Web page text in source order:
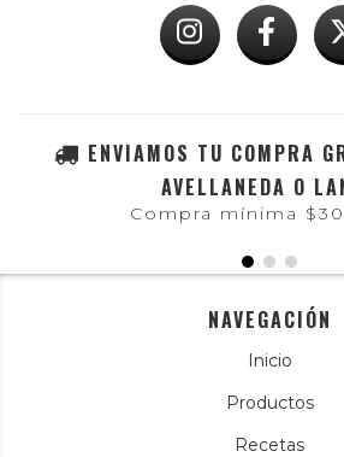
ENVIAMOS TU COMPRA
AVELLANEDA O
Compra mínima
NAVEGACIÓN
Inicio
Productos
Recetas